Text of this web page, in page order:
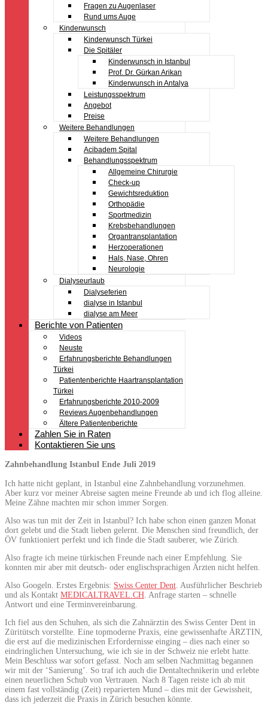
Fragen zu Augenlaser
Rund ums Auge
Kinderwunsch
Kinderwunsch Türkei
Die Spitäler
Kinderwunsch in Istanbul
Prof. Dr. Gürkan Arikan
Kinderwunsch in Antalya
Leistungsspektrum
Angebot
Preise
Weitere Behandlungen
Weitere Behandlungen
Acibadem Spital
Behandlungsspektrum
Allgemeine Chirurgie
Check-up
Gewichtsreduktion
Orthopädie
Sportmedizin
Krebsbehandlungen
Organtransplantation
Herzoperationen
Hals, Nase, Ohren
Neurologie
Dialyseurlaub
Dialyseferien
dialyse in Istanbul
dialyse am Meer
Berichte von Patienten
Videos
Neuste
Erfahrungsberichte Behandlungen
Türkei
Patientenberichte Haartransplantation
Türkei
Erfahrungsberichte 2010-2009
Reviews Augenbehandlungen
Ältere Patientenberichte
Zahlen Sie in Raten
Kontaktieren Sie uns
Zahnbehandlung Istanbul Ende Juli 2019
Ich hatte nicht geplant, in Istanbul eine Zahnbehandlung vorzunehmen.
Aber kurz vor meiner Abreise sagten meine Freunde ab und ich flog alleine.
Meine Zähne machten mir schon immer Sorgen.
Also was tun mit der Zeit in Istanbul? Ich habe schon einen ganzen Monat
dort gelebt und die Stadt lieben gelernt. Die Menschen sind freundlich, der
ÖV funktioniert perfekt und ich finde die Stadt sauberer, wie Zürich.
Also fragte ich meine türkischen Freunde nach einer Empfehlung. Sie
konnten mir aber mit deutsch- oder englischsprachigen Ärzten nicht helfen.
Also Googeln. Erstes Ergebnis: Swiss Center Dent. Ausführlicher Beschrieb
und als Kontakt MEDICALTRAVEL.CH. Anfrage starten – schnelle
Antwort und eine Terminvereinbarung.
Ich fiel aus den Schuhen, als sich die Zahnärztin des Swiss Center Dent in
Züritütsch vorstellte. Eine topmoderne Praxis, eine gewissenhafte ÄRZTIN,
die erst auf die medizinischen Erfordernisse einging – dies nach einer so
eindringlichen Untersuchung, wie ich sie in der Schweiz nie erlebt hatte.
Mein Beschluss war sofort gefasst. Noch am selben Nachmittag begannen
wir mit der ‘Sanierung’. So traf ich auch die Dentaltechnikerin und erlebte
einen neuerlichen Schub von Vertrauen. Nach 8 Tagen reiste ich ab mit
einem fast vollständig (Zeit) reparierten Mund – dies mit der Gewissheit,
dass ich jederzeit die Praxis in Zürich besuchen könnte.